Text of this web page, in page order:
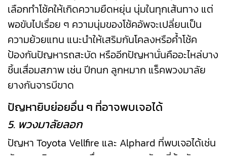
เลือกทำโช้คให้เกิดความยืดหยุ่น นุ่มในทุกเส้นทาง แต่
พอขับไปเรื่อย ๆ ความนุ่มของโช้คอัพจะเปลี่ยนเป็น
ความย้วยแทน แนะนำให้เสริมกันโคลงหรือค้ำโช้ค
ป้องกันปัญหารถสะบัด หรืออีกปัญหานั่นคืออะไหล่บาง
ชิ้นเสื่อมสภาพ เช่น ปีกนก ลูกหมาก แร็คพวงมาลัย
ยางกันจารบีขาด
ปัญหายิบย่อยอื่น ๆ ที่อาจพบเจอได้
5. พวงมาลัยลอก
ปัญหา Toyota Vellfire และ Alphard ที่พบเจอได้เช่น